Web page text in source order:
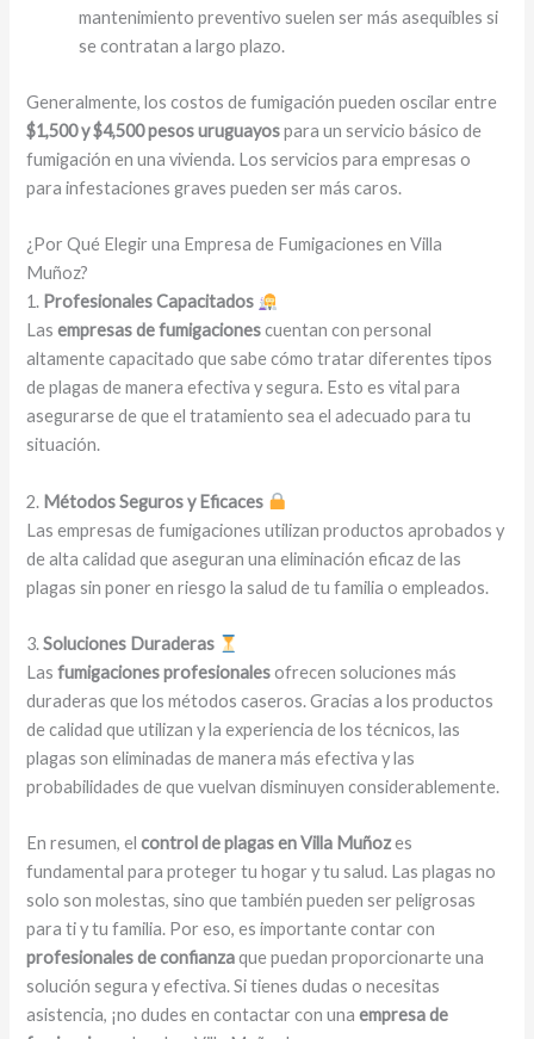
mantenimiento preventivo suelen ser más asequibles si
se contratan a largo plazo.
Generalmente, los costos de fumigación pueden oscilar entre
$1,500 y $4,500 pesos uruguayospara un servicio básico de
fumigación en una vivienda. Los servicios para empresas o
para infestaciones graves pueden ser más caros.
¿Por Qué Elegir una Empresa de Fumigaciones en Villa
Muñoz?
1. Profesionales Capacitados
Lasempresas de fumigacionescuentan con personal
altamente capacitado que sabe cómo tratar diferentes tipos
de plagas de manera efectiva y segura. Esto es vital para
asegurarse de que el tratamiento sea el adecuado para tu
situación.
2. Métodos Seguros y Eficaces
Las empresas de fumigaciones utilizan productos aprobados y
de alta calidad que aseguran una eliminación eficaz de las
plagas sin poner en riesgo la salud de tu familia o empleados.
3.Soluciones Duraderas
Lasfumigaciones profesionalesofrecen soluciones más
duraderas que los métodos caseros. Gracias a los productos
de calidad que utilizan y la experiencia de los técnicos, las
plagas son eliminadas de manera más efectiva y las
probabilidades de que vuelvan disminuyen considerablemente.
En resumen, elcontrol de plagas en Villa Muñozes
fundamental para proteger tu hogar y tu salud. Las plagas no
solo son molestas, sino que también pueden ser peligrosas
para ti y tu familia. Por eso, es importante contar con
profesionales de confianzaque puedan proporcionarte una
solución segura y efectiva. Si tienes dudas o necesitas
asistencia, ¡no dudes en contactar con unaempresa de